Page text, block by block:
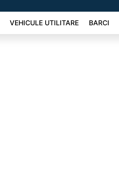
VEHICULE UTILITARE BARCI